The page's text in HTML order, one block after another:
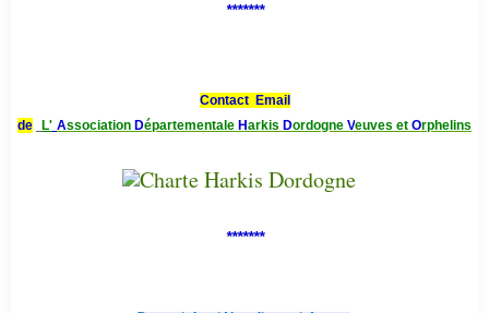
*******
Contact Email
de
L' Association Départementale Harkis Dordogne Veuves et Orphelins
*******